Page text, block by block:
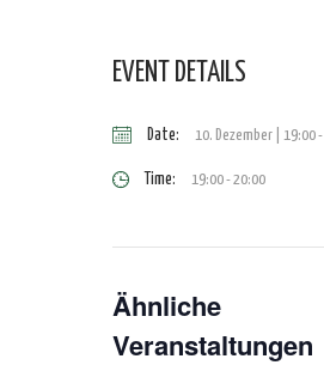
EVENT DETAILS
Date: 10. Dezember | 19:00-
Time: 19:00 - 20:00
Ähnliche
Veranstaltungen